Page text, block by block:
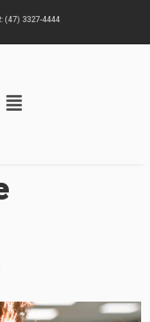
(47) 3327-4444